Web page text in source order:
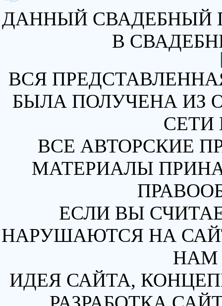
ДАННЫЙ СВАДЕБНЫЙ
В
ВСЯ
БЫЛА ПОЛУЧЕНА ИЗ
СЕТИ
ВСЕ АВТОРСКИЕ
МАТЕРИАЛЫ
ЕСЛИ ВЫ
НАРУШАЮТСЯ НА
НАМ
ИДЕЯ САЙТА,